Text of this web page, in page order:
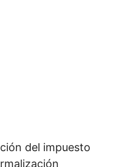
del impuesto